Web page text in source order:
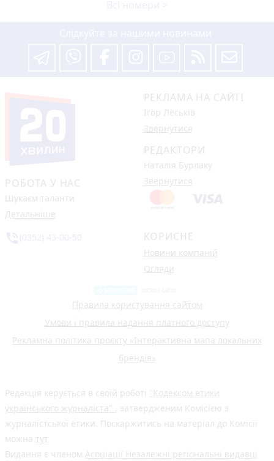
РОБОТА У НАС
Шукаєм таланти
Детальніше
РЕКЛАМА НА САЙТІ
Ігор Леськів
Звернутися
РЕДАКТОРИ
Наталія Бурлаку
Звернутися
КОРИСНЕ
Новини компаній
Огляди
Правила користування сайтом
Умови і правила надання платного доступу
Рекламна політика проєкту «Інтерактивна мапа локальних
брендів»
Редакція керується в своїй роботі "Кодексом етики
українського журналіста"
, затвердженим Комісією з
журналістської етики. Поскаржитись на матеріал до Комісії
можна тут
Видання є членом Асоціації Незалежні регіональні видавці